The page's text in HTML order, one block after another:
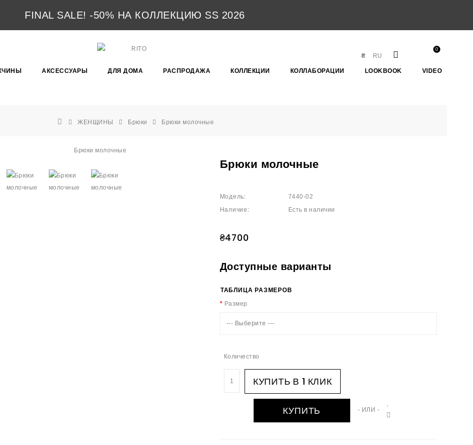
FINAL SALE! -50% НА КОЛЛЕКЦИЮ SS 2026
0
RU
₴
АКСЕССУАРЫ ДЛЯ ДОМА РАСПРОДАЖА КОЛЛЕКЦИИ КОЛЛАБОРАЦИИ LOOKBOOK VIDEO
ЖЕНЩИНЫ Брюки Брюки молочные
Брюки молочные
Модель: 7440-02
Наличие: Есть в наличии
₴4700
Доступные варианты
ТАБЛИЦА РАЗМЕРОВ
Размер
--- Выберите ---
Количество
КУПИТЬ В 1 КЛИК
КУПИТЬ - ИЛИ -